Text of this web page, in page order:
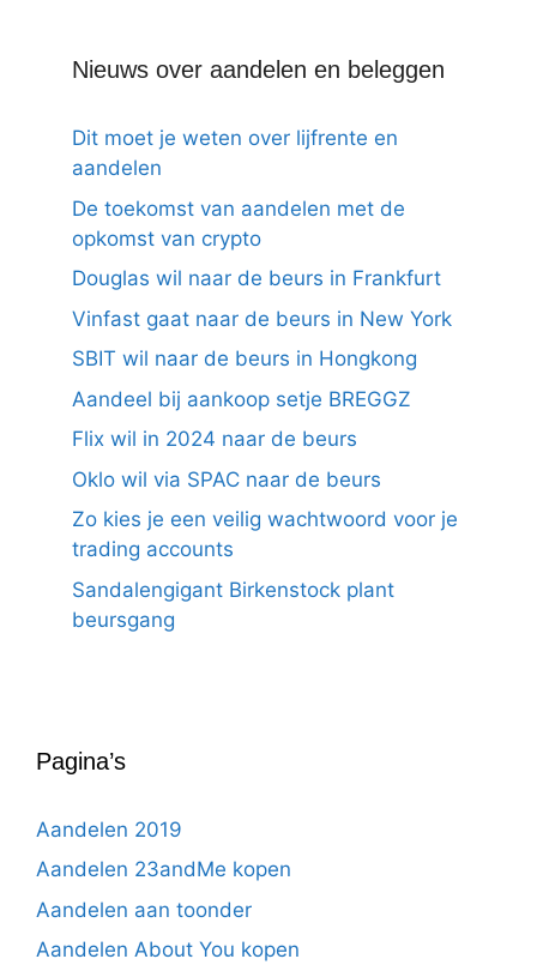
Nieuws over aandelen en beleggen
Dit moet je weten over lijfrente en
aandelen
De toekomst van aandelen met de
opkomst van crypto
Douglas wil naar de beurs in Frankfurt
Vinfast gaat naar de beurs in New York
SBIT wil naar de beurs in Hongkong
Aandeel bij aankoop setje BREGGZ
Flix wil in 2024 naar de beurs
Oklo wil via SPAC naar de beurs
Zo kies je een veilig wachtwoord voor je
trading accounts
Sandalengigant Birkenstock plant
beursgang
Pagina’s
Aandelen 2019
Aandelen 23andMe kopen
Aandelen aan toonder
Aandelen About You kopen